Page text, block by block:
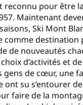
reconnu pour être
Maintenant
Ski Mont
comme destination
de nouveautés
d’activités et
gens de cœur, une
ont su s’entourer
faire de la